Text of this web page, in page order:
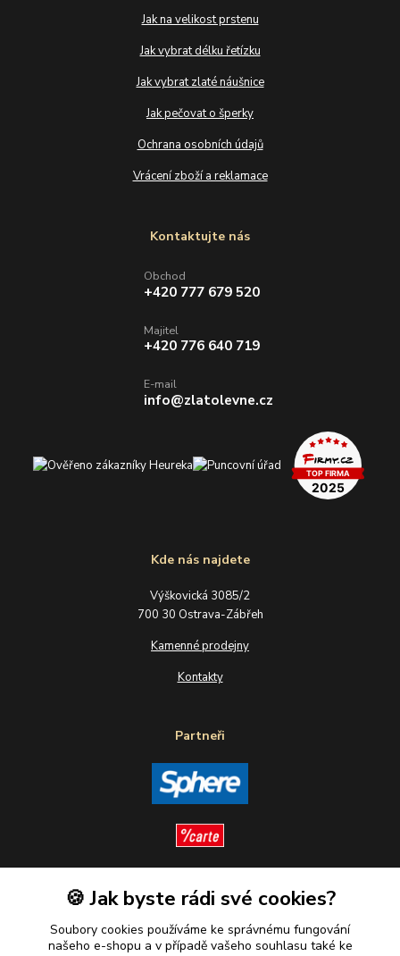
Jak na velikost prstenu
Jak vybrat délku řetízku
Jak vybrat zlaté náušnice
Jak pečovat o šperky
Ochrana osobních údajů
Vrácení zboží a reklamace
Kde nás najdete
Výškovická 3085/2
700 30 Ostrava-Zábřeh
Kamenné prodejny
Kontakty
Partneři
Sledujte nás
Kontaktujte nás
Obchod
+420 777 679 520
Majitel
+420 776 640 719
E-mail
info@zlatolevne.cz
🍪 Jak byste rádi své cookies?
Soubory cookies používáme ke správnému fungování
našeho e-shopu a v případě vašeho souhlasu také ke